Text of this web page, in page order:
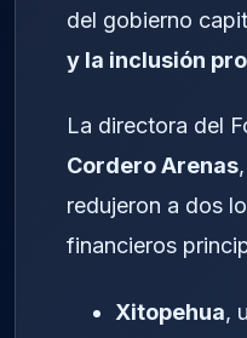
del gobierno
y la inclusión
La directora del
Cordero Arenas
redujeron a dos
financieros
Xitopehua,